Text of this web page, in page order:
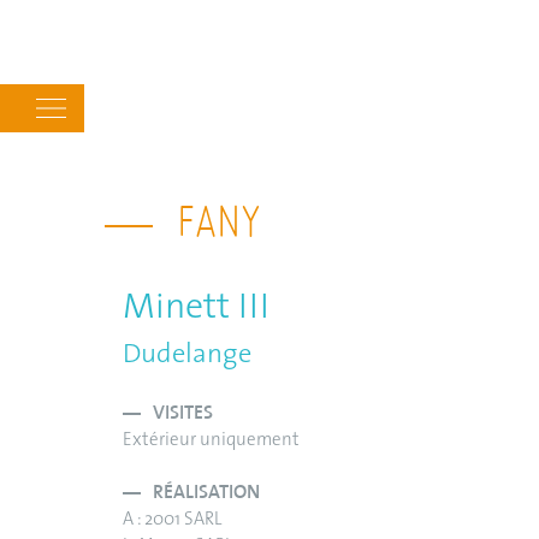
navigation
FANY
Minett III
Dudelange
VISITES
Extérieur uniquement
RÉALISATION
A : 2001 SARL